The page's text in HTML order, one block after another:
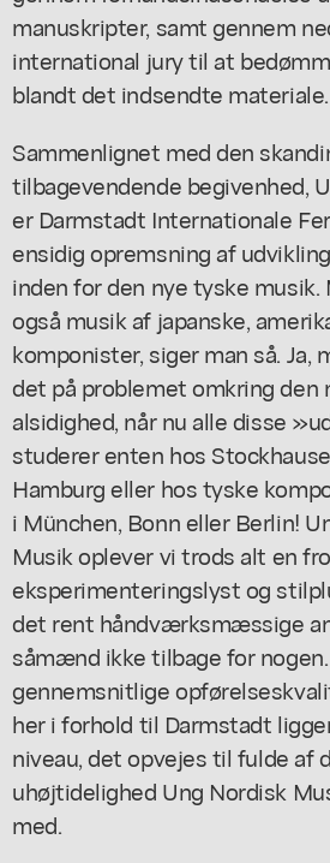
manuskripter, samt gennem
international jury til at
blandt det indsendte materiale.
Sammenlignet med den
tilbagevendende begivenhed,
er Darmstadt Internationale
ensidig opremsning af
inden for den nye tyske musik.
også musik af japanske,
komponister, siger man så. Ja,
det på problemet omkring den
alsidighed, når nu alle disse
studerer enten hos
Hamburg eller hos tyske
i München, Bonn eller Berlin!
Musik oplever vi trods alt en
eksperimenteringslyst og
det rent håndværksmæssige
såmænd ikke tilbage for
gennemsnitlige
her i forhold til Darmstadt
niveau, det opvejes til fulde af
uhøjtidelighed Ung Nordisk
med.